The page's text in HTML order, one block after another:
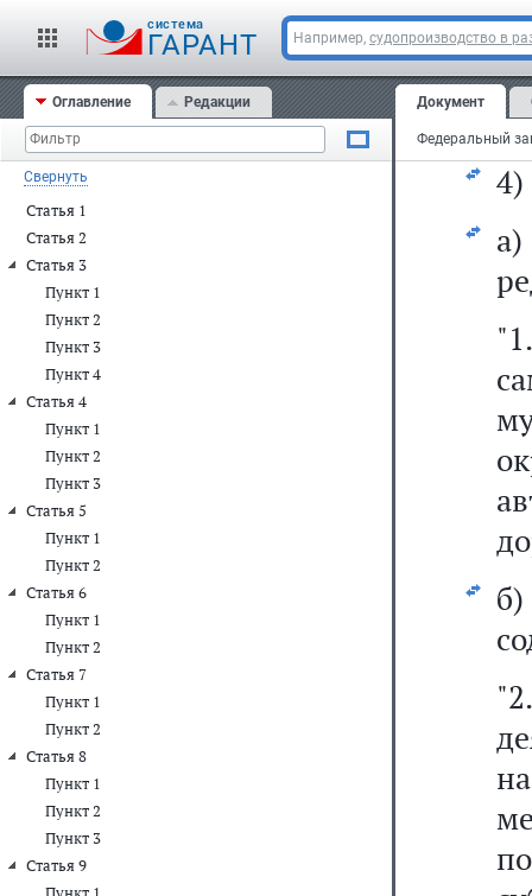
cистема
ГАРАНТ Например, судопроизводство в
Оглавление Редакции
Свернуть
Статья 1
Статья 2
Статья 3
Пункт 1
Пункт 2
Пункт 3
Пункт 4
Статья 4
Пункт 1
Пункт 2
Пункт 3
Статья 5
Пункт 1
Пункт 2
Статья 6
Пункт 1
Пункт 2
Статья 7
Пункт 1
Пункт 2
Статья 8
Пункт 1
Пункт 2
Пункт 3
Статья 9
Документ